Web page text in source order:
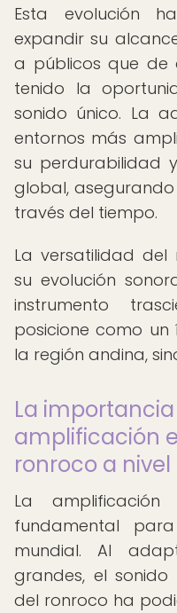
Esta evolución
expandir su
a públicos que
tenido la
sonido único. La
entornos más
su perdurabilidad
global,
través del tiempo.
La versatilidad
su evolución
instrumento
posicione como
la región andina,
La
amplificación
ronroco a
La
fundamental
mundial. Al
grandes, el
del ronroco ha